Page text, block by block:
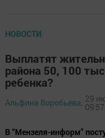
НОВОСТИ
Выплатят
района 50, 100
ребенка?
Альфина Воробьева, 29
09:57
В “Мензеля-информ”